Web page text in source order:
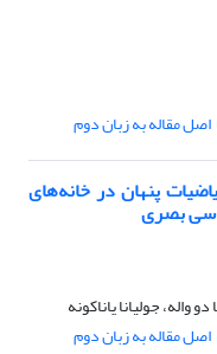
اصل مقاله به زبان دوم
پنهان در خانه‌های
بصری
واله، جولیانا یاناکونه
اصل مقاله به زبان دوم